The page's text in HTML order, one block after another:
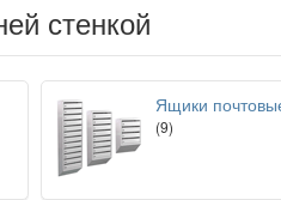
стенкой
Ящики
(9)